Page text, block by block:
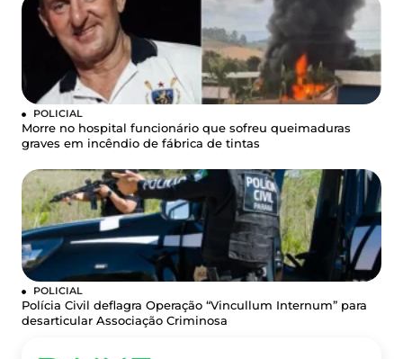
POLICIAL
Morre no hospital funcionário que sofreu queimaduras
graves em incêndio de fábrica de tintas
POLICIAL
Polícia Civil deflagra Operação “Vincullum Internum” para
desarticular Associação Criminosa